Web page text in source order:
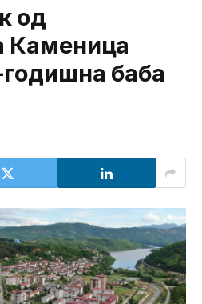
од
Каменица
баба